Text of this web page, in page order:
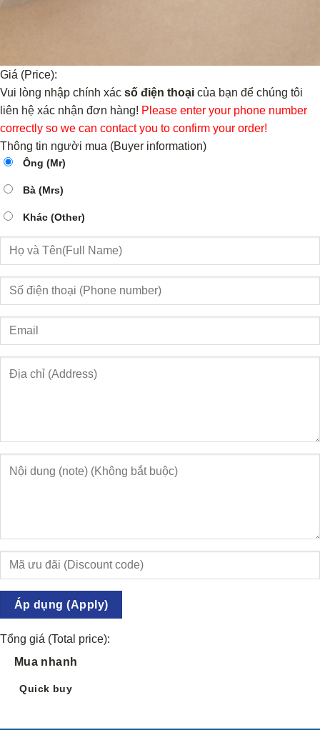
Giá (Price):
Vui lòng nhập chính xác số điện thoại của bạn để chúng tôi
liên hệ xác nhận đơn hàng! Please enter your phone number
correctly so we can contact you to confirm your order!
Thông tin người mua (Buyer information)
Ông (Mr)
Bà (Mrs)
Khác (Other)
Áp dụng (Apply)
Tổng giá (Total price):
Mua nhanh
Quick buy